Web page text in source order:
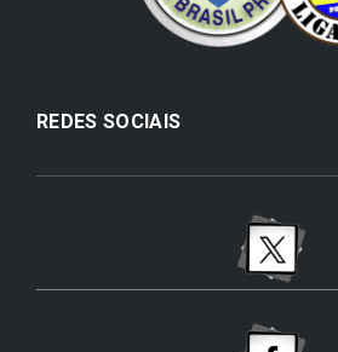
REDES SOCIAIS